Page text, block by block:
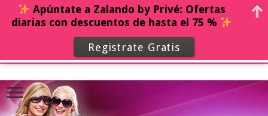
Apúntate a Zalando by Privé: Ofertas
diarias con descuentos de hasta el 75 %
Registrate Gratis